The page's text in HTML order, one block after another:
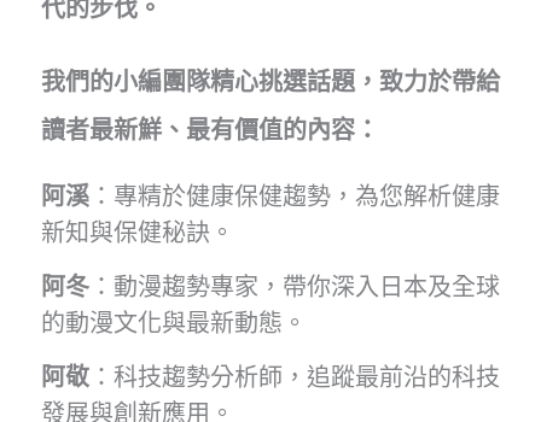
代的步伐。
我們的小編團隊精心挑選話題，致力於帶給
讀者最新鮮、最有價值的內容：
阿溪：專精於健康保健趨勢，為您解析健康
新知與保健秘訣。
阿冬：動漫趨勢專家，帶你深入日本及全球
的動漫文化與最新動態。
阿敬：科技趨勢分析師，追蹤最前沿的科技
發展與創新應用。
餐》，